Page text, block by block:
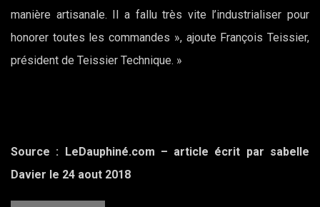
manière artisanale. Il a fallu très vite l’industrialiser pour
honorer toutes les commandes », ajoute François Teissier,
président de Teissier Technique. »
Source : LeDauphiné.com – article écrit par sabelle
Davier le 24 aout 2018